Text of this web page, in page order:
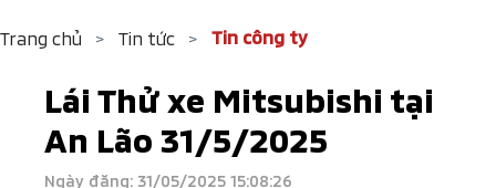
Trang chủ > Tin tức > Tin công ty
Lái Thử xe Mitsubishi tại
An Lão 31/5/2025
Ngày đăng: 31/05/2025 15:08:26